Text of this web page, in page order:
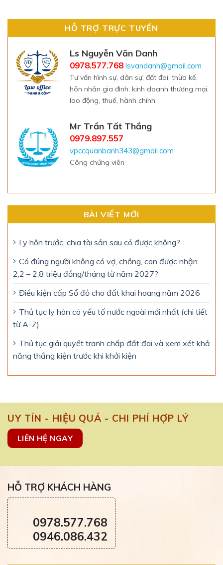
HỖ TRỢ TRỰC TUYẾN
Ls Nguyễn Văn Danh
0978.577.768 lsvandanh@gmail.com
Tư vấn hình sự, dân sự, đất đai, thừa kế,
hôn nhân gia đình, kinh doanh thương mại,
lao động, thuế, hành chính
Mr Trần Tất Thắng
0979.897.557
vpccquanbanh343@gmail.com
Công chứng viên
BÀI VIẾT MỚI
Ly hôn trước, chia tài sản sau có được không?
Có đúng người không có vợ, chồng, con được nhận
2,2 – 2,8 triệu đồng/tháng từ năm 2027?
Điều kiện cấp Sổ đỏ cho đất khai hoang năm 2026
Thủ tục ly hôn có yếu tố nước ngoài mới nhất (chi tiết
từ A-Z)
Thủ tục giải quyết tranh chấp đất đai và xem xét khả
năng thắng kiện trước khi khởi kiện
UY TÍN - HIỆU QUẢ - CHI PHÍ HỢP LÝ
LIÊN HỆ NGAY
HỖ TRỢ KHÁCH HÀNG
0978.577.768
0946.086.432